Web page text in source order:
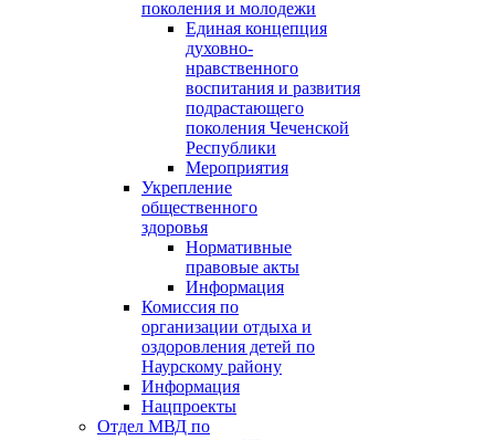
поколения и молодежи
Единая концепция
духовно-
нравственного
воспитания и развития
подрастающего
поколения Чеченской
Республики
Мероприятия
Укрепление
общественного
здоровья
Нормативные
правовые акты
Информация
Комиссия по
организации отдыха и
оздоровления детей по
Наурскому району
Информация
Нацпроекты
Отдел МВД по